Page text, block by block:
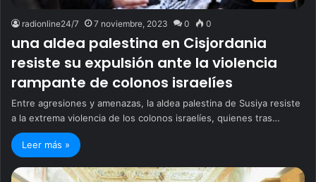
radionline24/7 7 noviembre, 2023 0 0
una aldea palestina en Cisjordania
resiste su expulsión ante la violencia
rampante de colonos israelíes
Entre agresiones y amenazas, la aldea palestina de Susiya resiste
a la extrema violencia de los colonos israelíes, quienes tras…
Leer más »